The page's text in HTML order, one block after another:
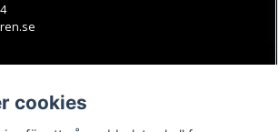
cookies